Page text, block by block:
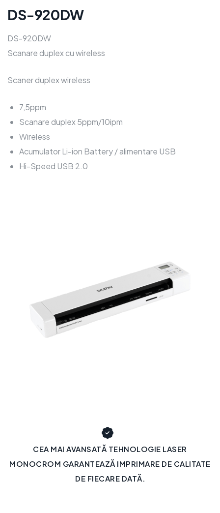
DS-920DW
DS-920DW
Scanare duplex cu wireless
Scaner duplex wireless
7,5ppm
Scanare duplex 5ppm/10ipm
Wireless
Acumulator Li-ion Battery / alimentare USB
Hi-Speed USB 2.0
CEA MAI AVANSATĂ TEHNOLOGIE LASER
MONOCROM GARANTEAZĂ IMPRIMARE DE CALITATE
DE FIECARE DATĂ.